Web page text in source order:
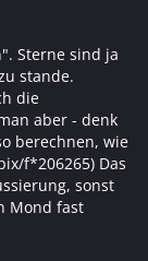
Sterne sind ja
stande.
die
aber - denk
berechnen, wie
f*206265) Das
sonst
Mond fast